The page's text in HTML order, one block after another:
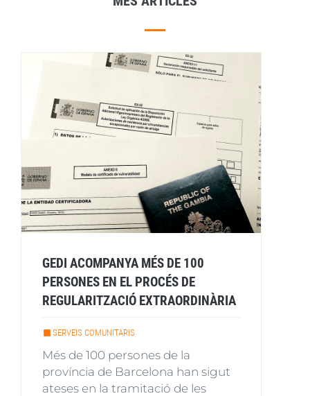
GEDI ACOMPANYA MÉS DE 100
PERSONES EN EL PROCÉS DE
REGULARITZACIÓ EXTRAORDINÀRIA
SERVEIS COMUNITARIS
Més de 100 persones de la
província de Barcelona han sigut
ateses en la tramitació de les